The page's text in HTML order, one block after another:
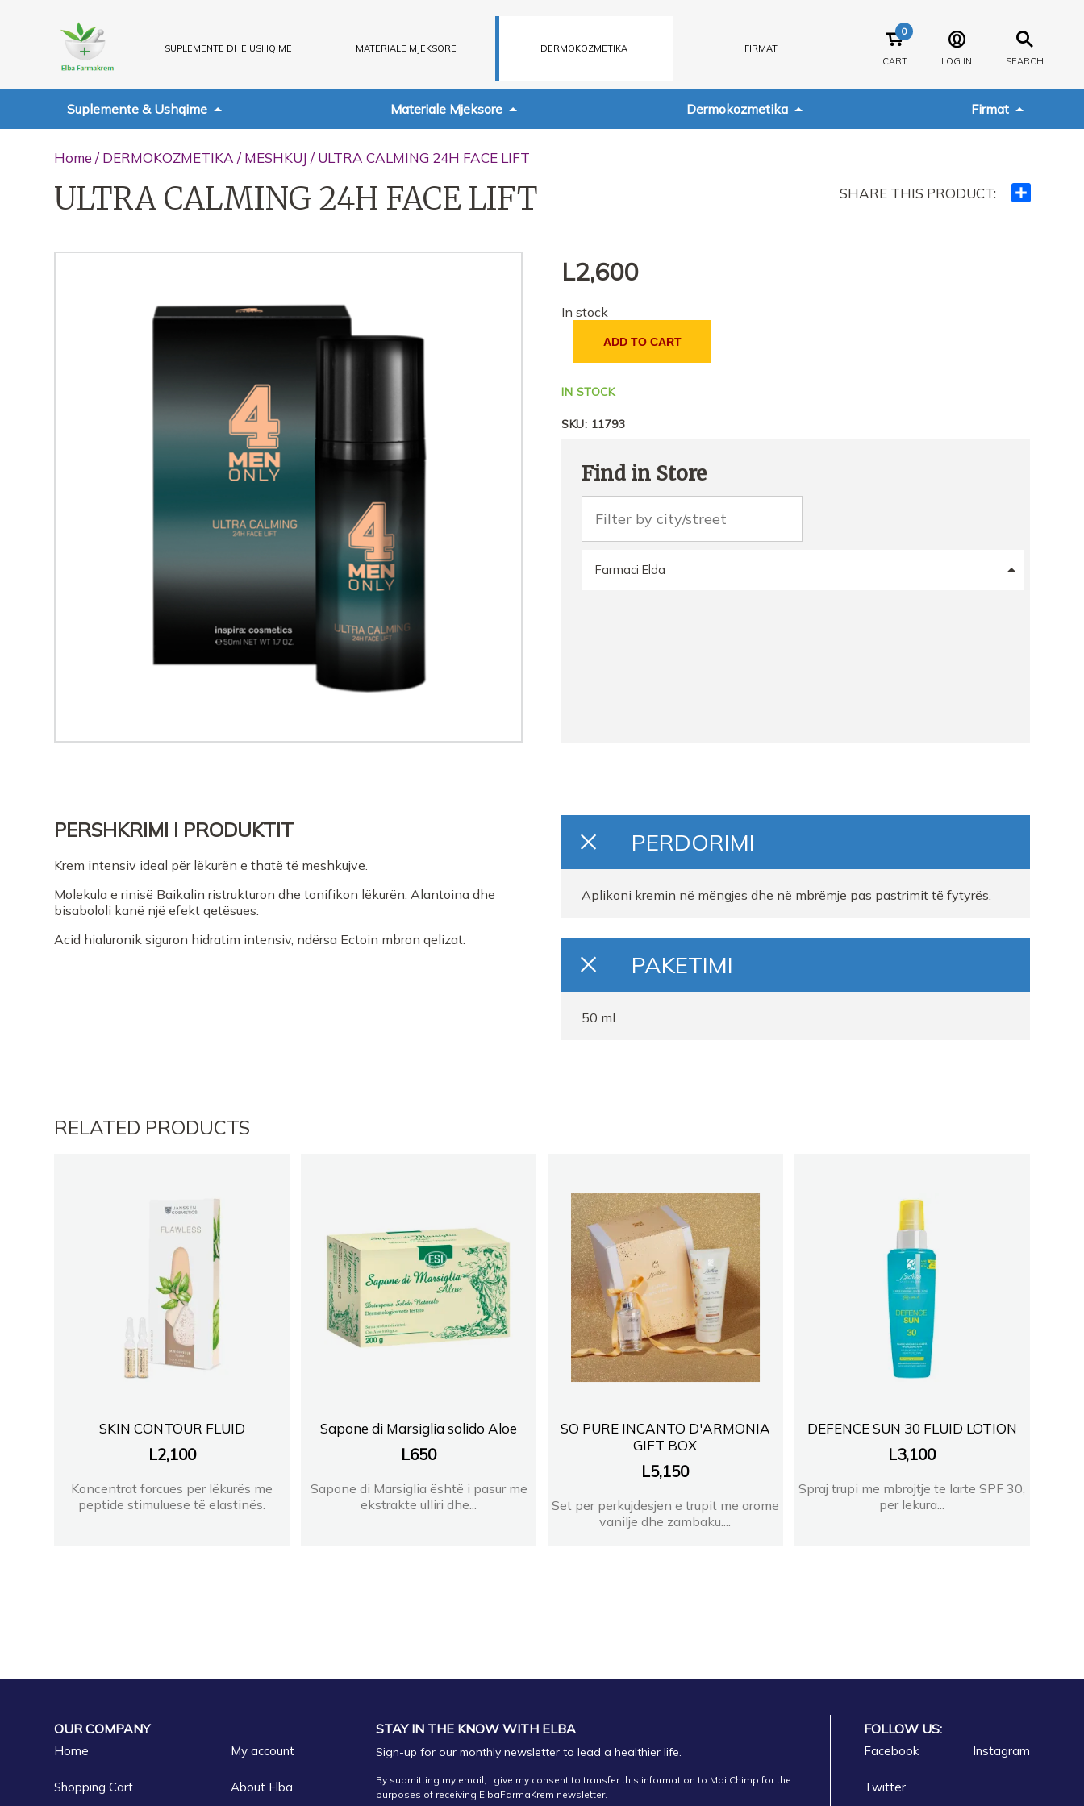
SUPLEMENTE DHE USHQIME MATERIALE MJEKSORE DERMOKOZMETIKA
FIRMAT
CART
0
LOG IN SEARCH
Suplemente & Ushqime Materiale Mjeksore Dermokozmetika Firmat
Home / DERMOKOZMETIKA / MESHKUJ / ULTRA CALMING 24H FACE LIFT
ULTRA CALMING 24H FACE LIFT SHARE THIS PRODUCT:
L2,600
In stock
ADD TO CART
IN STOCK
SKU: 11793
Find in Store
Farmaci Elda
PERSHKRIMI I PRODUKTIT
Krem intensiv ideal për lëkurën e thatë të meshkujve.
Molekula e rinisë Baikalin ristrukturon dhe tonifikon lëkurën. Alantoina dhe
bisabololi kanë një efekt qetësues.
Acid hialuronik siguron hidratim intensiv, ndërsa Ectoin mbron qelizat.
PERDORIMI
Aplikoni kremin në mëngjes dhe në mbrëmje pas pastrimit të fytyrës.
PAKETIMI
50 ml.
RELATED PRODUCTS
SKIN CONTOUR FLUID
L2,100
Koncentrat forcues per lëkurës me
peptide stimuluese të elastinës.
Sapone di Marsiglia solido Aloe
L650
Sapone di Marsiglia është i pasur me
ekstrakte ulliri dhe...
SO PURE INCANTO D'ARMONIA
GIFT BOX
L5,150
Set per perkujdesjen e trupit me arome
vanilje dhe zambaku....
DEFENCE SUN 30 FLUID LOTION
L3,100
Spraj trupi me mbrojtje te larte SPF 30,
per lekura...
OUR COMPANY
Home My account
Shopping Cart About Elba
STAY IN THE KNOW WITH ELBA
Sign-up for our monthly newsletter to lead a healthier life.
By submitting my email, I give my consent to transfer this information to MailChimp for the
purposes of receiving ElbaFarmaKrem newsletter.
FOLLOW US:
Facebook Instagram
Twitter